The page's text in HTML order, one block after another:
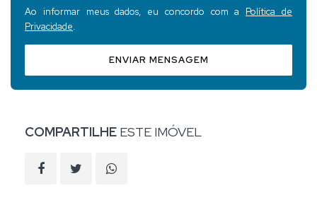
Ao informar meus dados, eu concordo com a Política de
Privacidade.
ENVIAR MENSAGEM
COMPARTILHE ESTE IMÓVEL